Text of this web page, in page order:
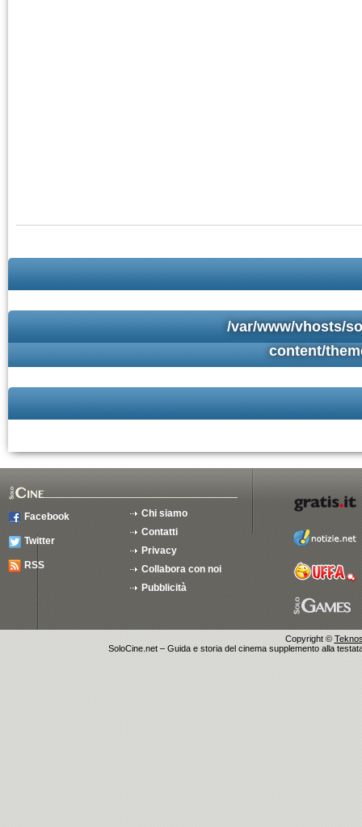
/var/www/vhosts/
content/
Facebook
Twitter
RSS
Chi siamo
Contatti
Privacy
Collabora con noi
Pubblicità
Copyright ©
SoloCine.net – Guida e storia del cinema supplemento alla